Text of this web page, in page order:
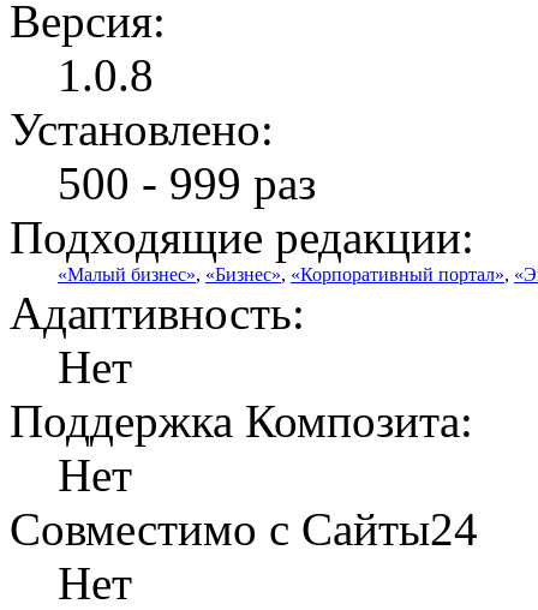
Версия:
1.0.8
Установлено:
500 - 999 раз
Подходящие редакции:
«Малый бизнес», «Бизнес», «Корпоративный портал»,
Адаптивность:
Нет
Поддержка Композита:
Нет
Совместимо с Сайты24
Нет